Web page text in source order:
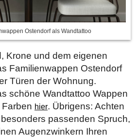
Ostendorf als Wandtattoo
Krone und dem eigenen
Familienwappen Ostendorf
Türen der Wohnung.
schöne Wandtattoo Wappen
hier. Übrigens: Achten
passenden Spruch,
Augenzwinkern Ihren